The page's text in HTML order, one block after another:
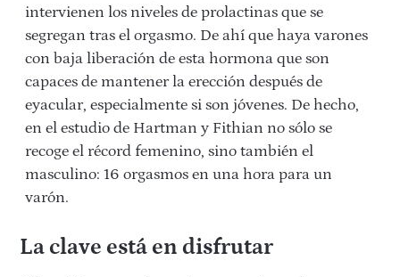
intervienen los niveles de prolactinas que se
segregan tras el orgasmo. De ahí que haya varones
con baja liberación de esta hormona que son
capaces de mantener la erección después de
eyacular, especialmente si son jóvenes. De hecho,
en el estudio de Hartman y Fithian no sólo se
recoge el récord femenino, sino también el
masculino: 16 orgasmos en una hora para un
varón.
La clave está en disfrutar